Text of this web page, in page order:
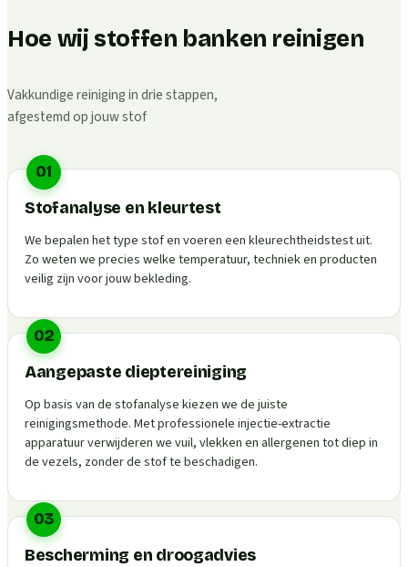
Hoe wij stoffen banken reinigen
Vakkundige reiniging in drie stappen,
afgestemd op jouw stof
01
Stofanalyse en kleurtest
We bepalen het type stof en voeren een kleurechtheidstest uit.
Zo weten we precies welke temperatuur, techniek en producten
veilig zijn voor jouw bekleding.
02
Aangepaste dieptereiniging
Op basis van de stofanalyse kiezen we de juiste
reinigingsmethode. Met professionele injectie-extractie
apparatuur verwijderen we vuil, vlekken en allergenen tot diep in
de vezels, zonder de stof te beschadigen.
03
Bescherming en droogadvies